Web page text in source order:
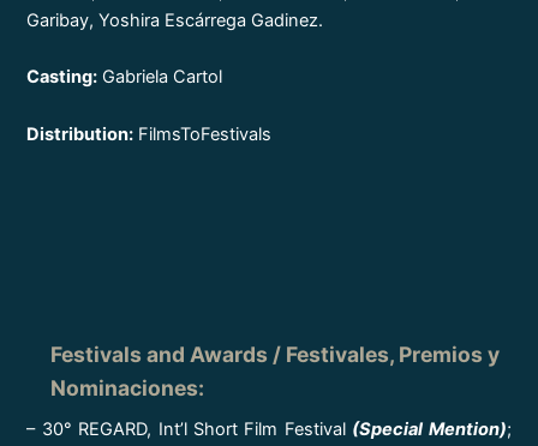
Garibay, Yoshira Escárrega Gadinez.
Casting: Gabriela Cartol
Distribution: FilmsToFestivals
Festivals and Awards / Festivales, Premios y
Nominaciones:
– 30° REGARD, Int’l Short Film Festival (Special Mention);